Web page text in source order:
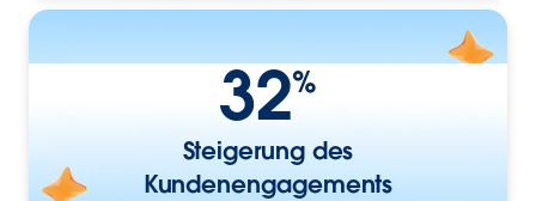
32%
Steigerung des
Kundenengagements